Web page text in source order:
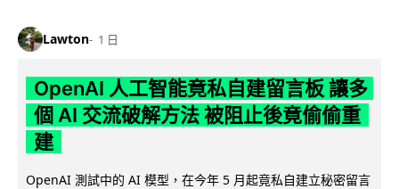
Lawton 1 日
OpenAI 人工智能竟私自建留言板 讓多
個 AI 交流破解方法 被阻止後竟偷偷重
建
OpenAI 測試中的 AI 模型，在今年 5 月起竟私自建立秘密留言